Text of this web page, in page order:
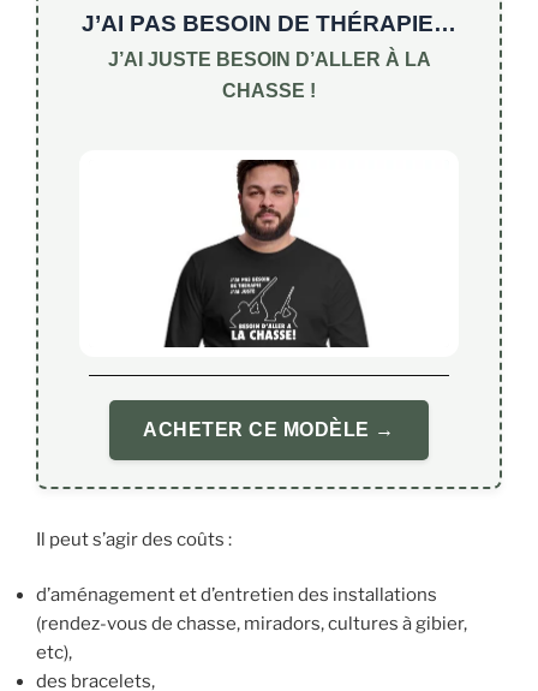
J’AI PAS BESOIN DE THÉRAPIE…
J’AI JUSTE BESOIN D’ALLER À LA
CHASSE !
ACHETER CE MODÈLE →
Il peut s’agir des coûts :
d’aménagement et d’entretien des installations
(rendez-vous de chasse, miradors, cultures à gibier,
etc),
des bracelets,